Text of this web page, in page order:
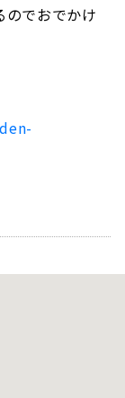
でおでかけ